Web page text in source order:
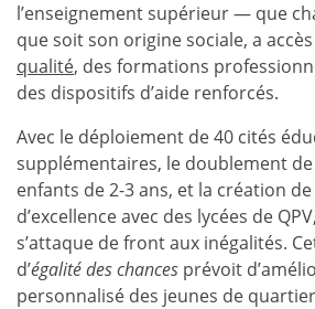
l’enseignement supérieur — que
que soit son origine sociale, a
qualité, des formations
des dispositifs d’aide renforcés.
Avec le déploiement de 40 cités
supplémentaires, le doublement
enfants de 2-3 ans, et la création
d’excellence avec des lycées de
s’attaque de front aux inégalités.
d’égalité des chances prévoit
personnalisé des jeunes de